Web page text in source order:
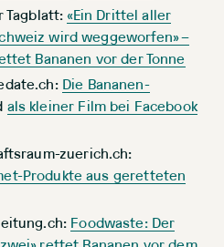
Tagblatt: «Ein Drittel aller
wird weggeworfen» –
Bananen vor der Tonne
Die Bananen-
als kleiner Film bei Facebook
zuerich.ch:
Produkte aus geretteten
Foodwaste: Der